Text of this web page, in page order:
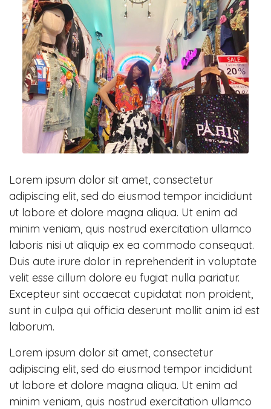
Lorem ipsum dolor sit amet, consectetur
adipiscing elit, sed do eiusmod tempor incididunt
ut labore et dolore magna aliqua. Ut enim ad
minim veniam, quis nostrud exercitation ullamco
laboris nisi ut aliquip ex ea commodo consequat.
Duis aute irure dolor in reprehenderit in voluptate
velit esse cillum dolore eu fugiat nulla pariatur.
Excepteur sint occaecat cupidatat non proident,
sunt in culpa qui officia deserunt mollit anim id est
laborum.
Lorem ipsum dolor sit amet, consectetur
adipiscing elit, sed do eiusmod tempor incididunt
ut labore et dolore magna aliqua. Ut enim ad
minim veniam, quis nostrud exercitation ullamco